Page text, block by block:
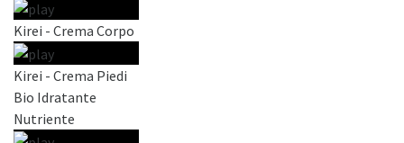
Kirei - Crema Corpo
Kirei - Crema Piedi
Bio Idratante
Nutriente